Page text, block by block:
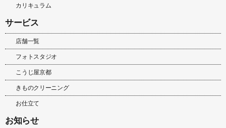
カリキュラム
サービス
店舗一覧
フォトスタジオ
こうじ屋京都
きものクリーニング
お仕立て
お知らせ